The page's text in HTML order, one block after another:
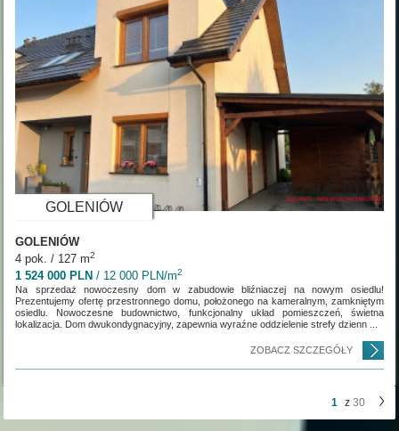
GOLENIÓW
GOLENIÓW
4 pok. / 127 m2
1 524 000 PLN / 12 000 PLN/m2
Na sprzedaż nowoczesny dom w zabudowie bliźniaczej na nowym osiedlu!
Prezentujemy ofertę przestronnego domu, położonego na kameralnym, zamkniętym
osiedlu. Nowoczesne budownictwo, funkcjonalny układ pomieszczeń, świetna
lokalizacja. Dom dwukondygnacyjny, zapewnia wyraźne oddzielenie strefy dzienn ...
ZOBACZ SZCZEGÓŁY
1 z 30